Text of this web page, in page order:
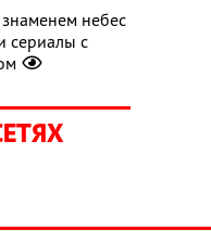
небес
сериалы с